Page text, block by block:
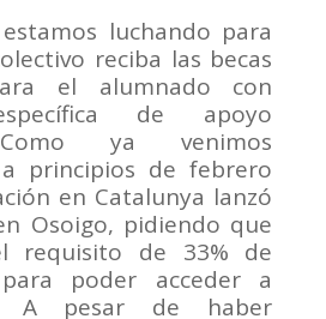
luchando para
reciba las becas
el alumnado con
de apoyo
ya venimos
principios de febrero
en Catalunya lanzó
Osoigo, pidiendo que
requisito de 33% de
para poder acceder a
A pesar de haber